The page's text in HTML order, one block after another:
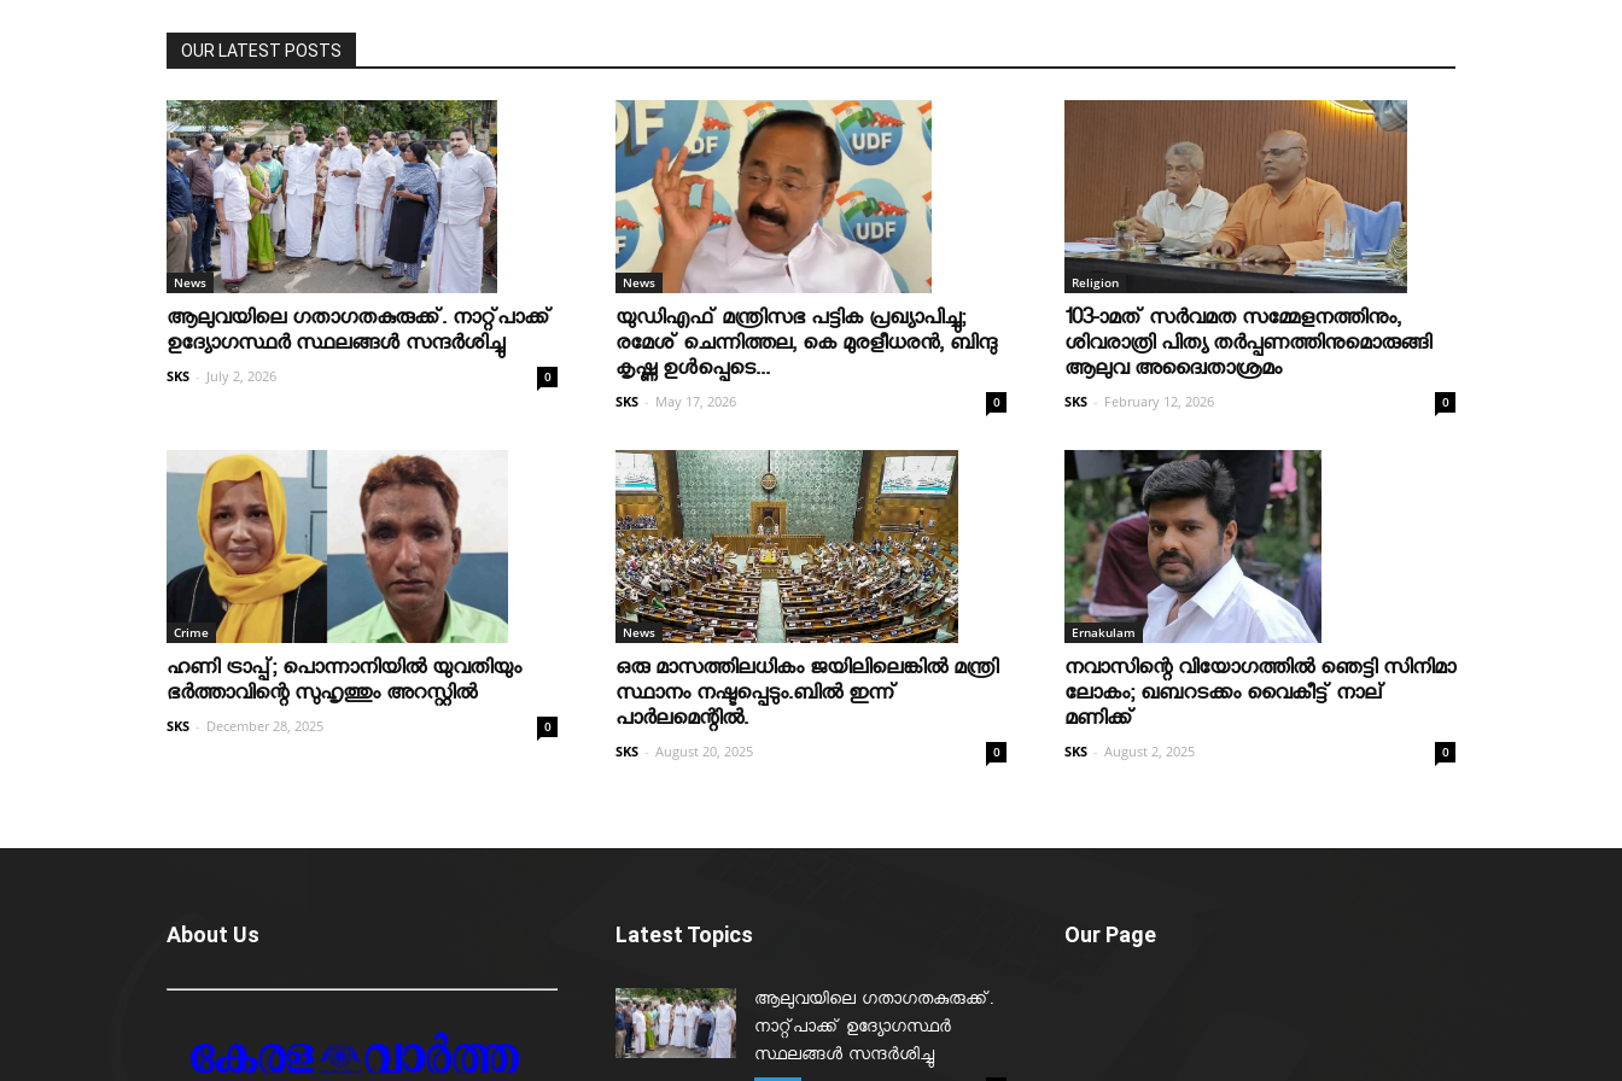
OUR LATEST POSTS
News
ആലുവയിലെ ഗതാഗതകുരുക്ക്. നാറ്റ്പാക്ക്
ഉദ്യോഗസ്ഥർ സ്ഥലങ്ങൾ സന്ദർശിച്ചു
SKS - July 2, 2026 0
News
യുഡിഎഫ് മന്ത്രിസഭ പട്ടിക പ്രഖ്യാപിച്ചു;
രമേശ് ചെന്നിത്തല, കെ മുരളീധരന്‍, ബിന്ദു
കൃഷ്ണ ഉള്‍പ്പെടെ...
SKS - May 17, 2026 0
Religion
103-ാമത് സർവമത സമ്മേളനത്തിനും,
ശിവരാത്രി പിത്യ തർപ്പണത്തിനുമൊരുങ്ങി
ആലുവ അദ്വൈതാശ്രമം
SKS - February 12, 2026 0
Crime
ഹണി ട്രാപ്പ്; പൊന്നാനിയില്‍ യുവതിയും
ഭര്‍ത്താവിന്റെ സുഹൃത്തും അറസ്റ്റില്‍
SKS - December 28, 2025 0
News
ഒരു മാസത്തിലധികം ജയിലിലെങ്കില്‍ മന്ത്രി
സ്ഥാനം നഷ്ടപ്പെടും.ബില്‍ ഇന്ന്
പാര്‍ലമെന്റില്‍.
SKS - August 20, 2025 0
Ernakulam
നവാസിന്റെ വിയോഗത്തില്‍ ഞെട്ടി സിനിമാ
ലോകം; ഖബറടക്കം വൈകീട്ട് നാല്
മണിക്ക്
SKS - August 2, 2025 0
About Us Latest Topics
ആലുവയിലെ ഗതാഗതകുരുക്ക്.
നാറ്റ്പാക്ക് ഉദ്യോഗസ്ഥർ
സ്ഥലങ്ങൾ സന്ദർശിച്ചു
Our Page